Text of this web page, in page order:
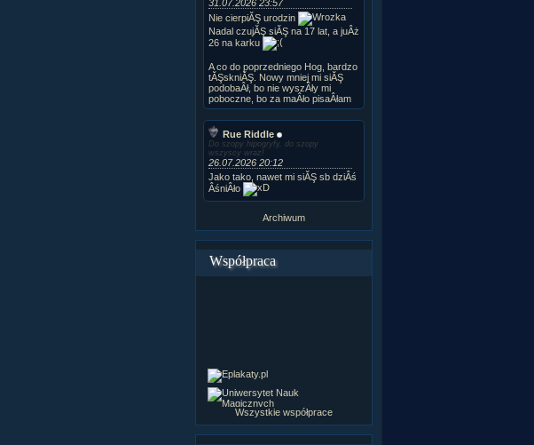
31.07.2026 23:57
Nie cierpiĂŞ urodzin
Nadal czujĂŞ siĂŞ na 17 lat, a juÂż
26 na karku
A co do poprzedniego Hog, bardzo
tĂŞskniĂŞ. Nowy mniej mi siĂŞ
podobaÂł, bo nie wyszÂły mi
poboczne, bo za maÂło pisaÂłam
Rue Riddle
Do szopy hipogryfy, do szopy
wszyscy wraz!
26.07.2026 20:12
Jako tako, nawet mi siĂŞ sb dziÂś
ÂśniÂło
Archiwum
Współpraca
Wszystkie współprace